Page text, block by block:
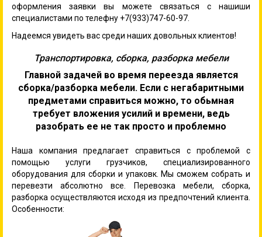
оформления заявки вы можете связаться с нашиши
специалистами по телефну +7(933)747-60-97.
Надеемся увидеть вас среди наших довольных клиентов!
Транспортировка, сборка, разборка мебели
Главной задачей во время переезда является
сборка/разборка мебели. Если с негабаритными
предметами справиться можно, то обьмная
требует вложения усилий и времени, ведь
разобрать ее не так просто и проблемно
Наша компания предлагает справиться с проблемой с
помощью услуги грузчиков, специализированного
оборудования для сборки и упаковк. Мы сможем собрать и
перевезти абсолютно все. Перевозка мебели, сборка,
разборка осуществляются исходя из предпочтений клиента.
Особенности: